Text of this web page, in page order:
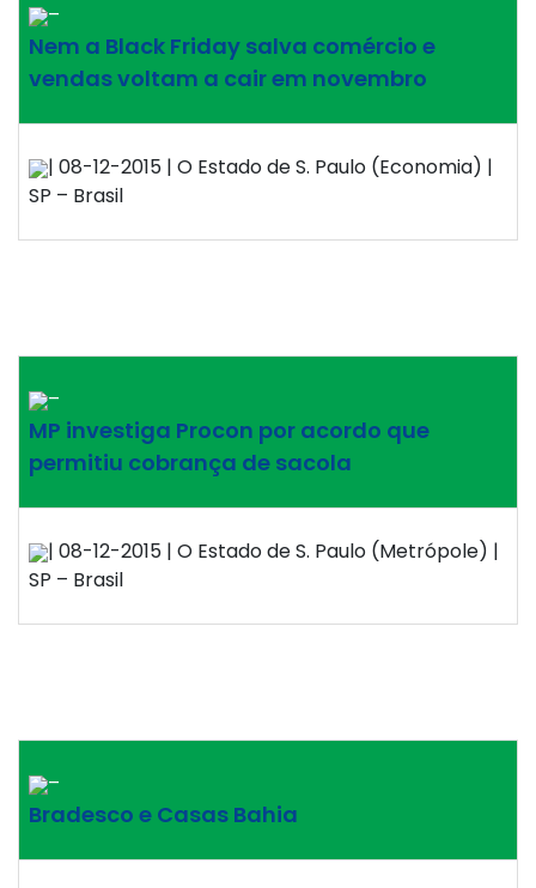
–
Nem a Black Friday salva comércio e
vendas voltam a cair em novembro
| 08-12-2015 | O Estado de S. Paulo (Economia) |
SP – Brasil
–
MP investiga Procon por acordo que
permitiu cobrança de sacola
| 08-12-2015 | O Estado de S. Paulo (Metrópole) |
SP – Brasil
–
Bradesco e Casas Bahia